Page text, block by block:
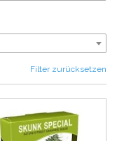
Filter zurücksetzen